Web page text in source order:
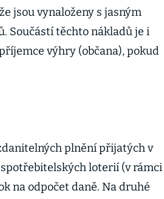
jsou vynaloženy s jasným
Součástí těchto nákladů je i
výhry (občana), pokud
plnění přijatých v
loterií (v rámci
na odpočet daně. Na druhé